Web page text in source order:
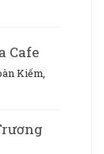
Cafe
Kiếm,